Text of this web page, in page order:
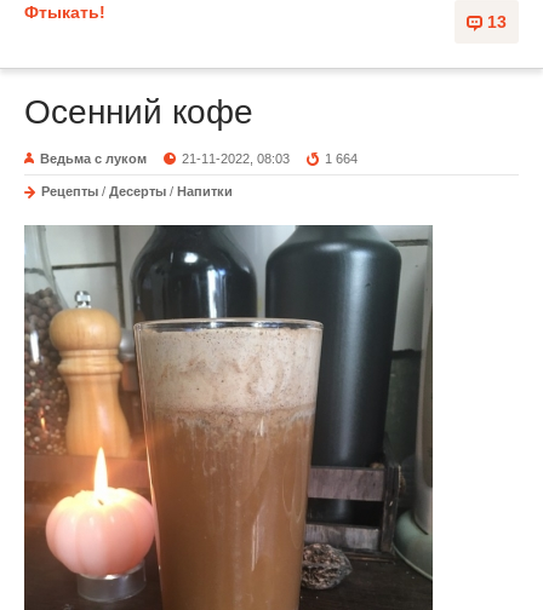
13
Фтыкать!
Осенний кофе
Ведьма с луком 21-11-2022, 08:03 1 664
Рецепты / Десерты / Напитки